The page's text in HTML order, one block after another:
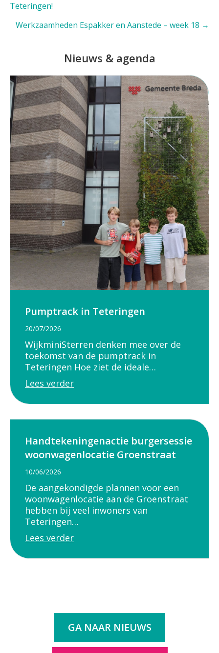
navigation
Teteringen!
Werkzaamheden Espakker en Aanstede – week 18 →
Nieuws & agenda
Pumptrack in Teteringen
20/07/2026
WijkminiSterren denken mee over de
toekomst van de pumptrack in
Teteringen Hoe ziet de ideale…
Lees verder
Handtekeningenactie burgersessie
woonwagenlocatie Groenstraat
10/06/2026
De aangekondigde plannen voor een
woonwagenlocatie aan de Groenstraat
hebben bij veel inwoners van
Teteringen…
Lees verder
GA NAAR NIEUWS